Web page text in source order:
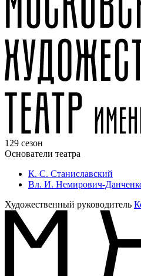
129 сезон
Основатели театра
К. С. Станиславский
Вл. И. Немирович-
Художественный руководитель